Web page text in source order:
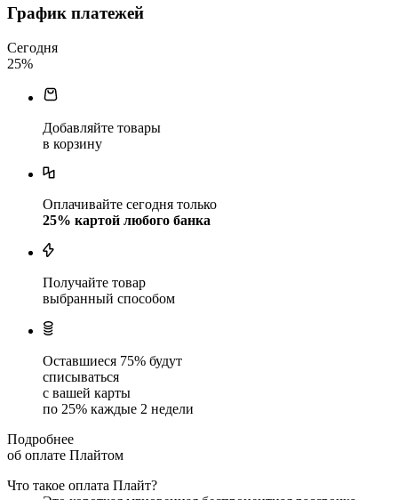
График платежей
Сегодня
25%
Добавляйте товары
в корзину
Оплачивайте сегодня только
25% картой любого банка
Получайте товар
выбранный способом
Оставшиеся 75% будут
списываться
с вашей карты
по 25% каждые 2 недели
Подробнее
об оплате Плайтом
Что такое оплата Плайт?